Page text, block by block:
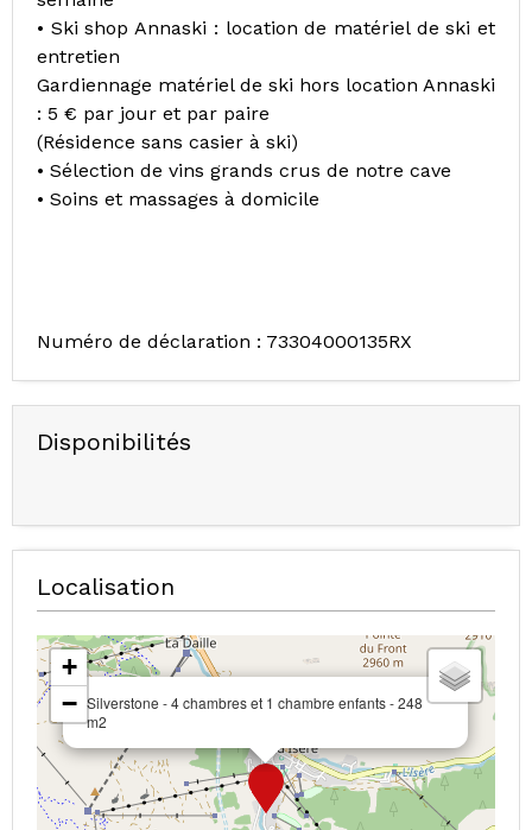
• Ski shop Annaski : location de matériel de ski et
entretien
Gardiennage matériel de ski hors location Annaski
: 5 € par jour et par paire
(Résidence sans casier à ski)
• Sélection de vins grands crus de notre cave
• Soins et massages à domicile
Numéro de déclaration : 73304000135RX
Disponibilités
Localisation
Silverstone - 4 chambres et 1 chambre enfants - 248
m2
+
−